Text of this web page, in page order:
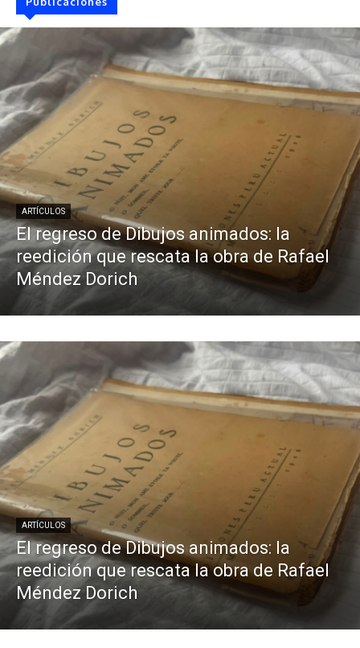
ARTÍCULOS
El regreso de Dibujos animados: la
reedición que rescata la obra de Rafael
Méndez Dorich
ARTÍCULOS
El regreso de Dibujos animados: la
reedición que rescata la obra de Rafael
Méndez Dorich